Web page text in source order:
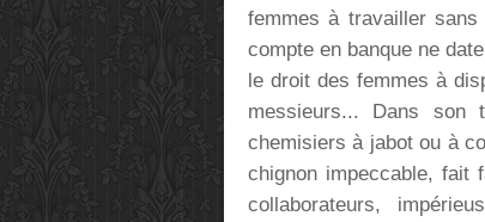
femmes à travailler sans
compte en banque ne
le droit des femmes à
messieurs... Dans
chemisiers à jabot ou à
chignon impeccable, fait
collaborateurs,